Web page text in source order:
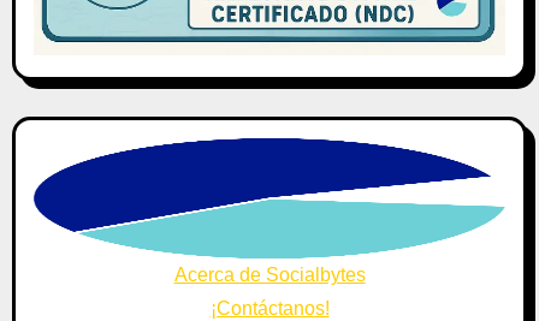
Acerca de Socialbytes
¡Contáctanos!